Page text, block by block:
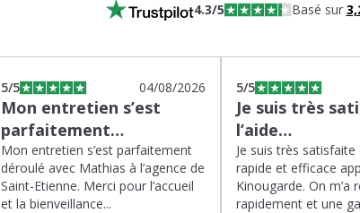
4.3/5 Basé sur
5/5 04/08/2026
Mon entretien s’est
parfaitement…
Mon entretien s’est parfaitement
déroulé avec Mathias à l’agence de
Saint-Etienne. Merci pour l’accueil
et la bienveillance...
5/5
Je suis très
l’aide…
Je suis très satisfaite
rapide et efficace
Kinougarde. On m’a
rapidement et une